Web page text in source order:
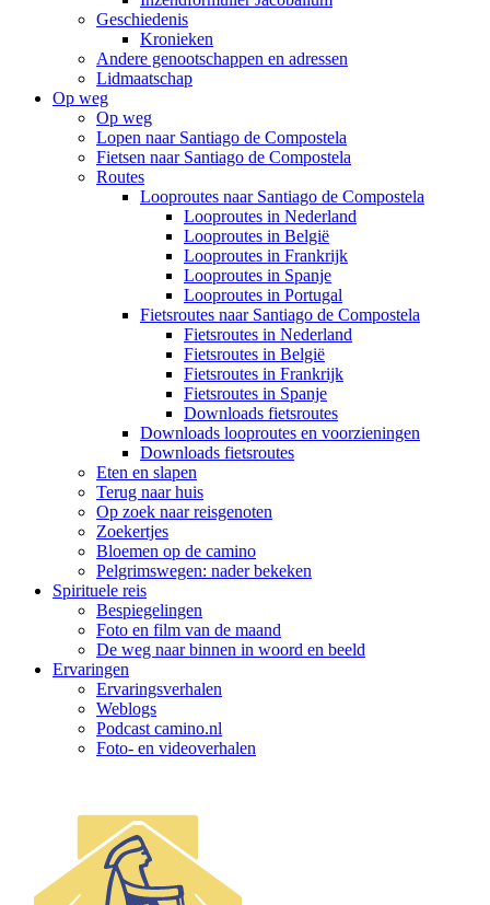
Geschiedenis
Kronieken
Andere genootschappen en adressen
Lidmaatschap
Op weg
Op weg
Lopen naar Santiago de Compostela
Fietsen naar Santiago de Compostela
Routes
Looproutes naar Santiago de Compostela
Looproutes in Nederland
Looproutes in België
Looproutes in Frankrijk
Looproutes in Spanje
Looproutes in Portugal
Fietsroutes naar Santiago de Compostela
Fietsroutes in Nederland
Fietsroutes in België
Fietsroutes in Frankrijk
Fietsroutes in Spanje
Downloads fietsroutes
Downloads looproutes en voorzieningen
Downloads fietsroutes
Eten en slapen
Terug naar huis
Op zoek naar reisgenoten
Zoekertjes
Bloemen op de camino
Pelgrimswegen: nader bekeken
Spirituele reis
Bespiegelingen
Foto en film van de maand
De weg naar binnen in woord en beeld
Ervaringen
Ervaringsverhalen
Weblogs
Podcast camino.nl
Foto- en videoverhalen